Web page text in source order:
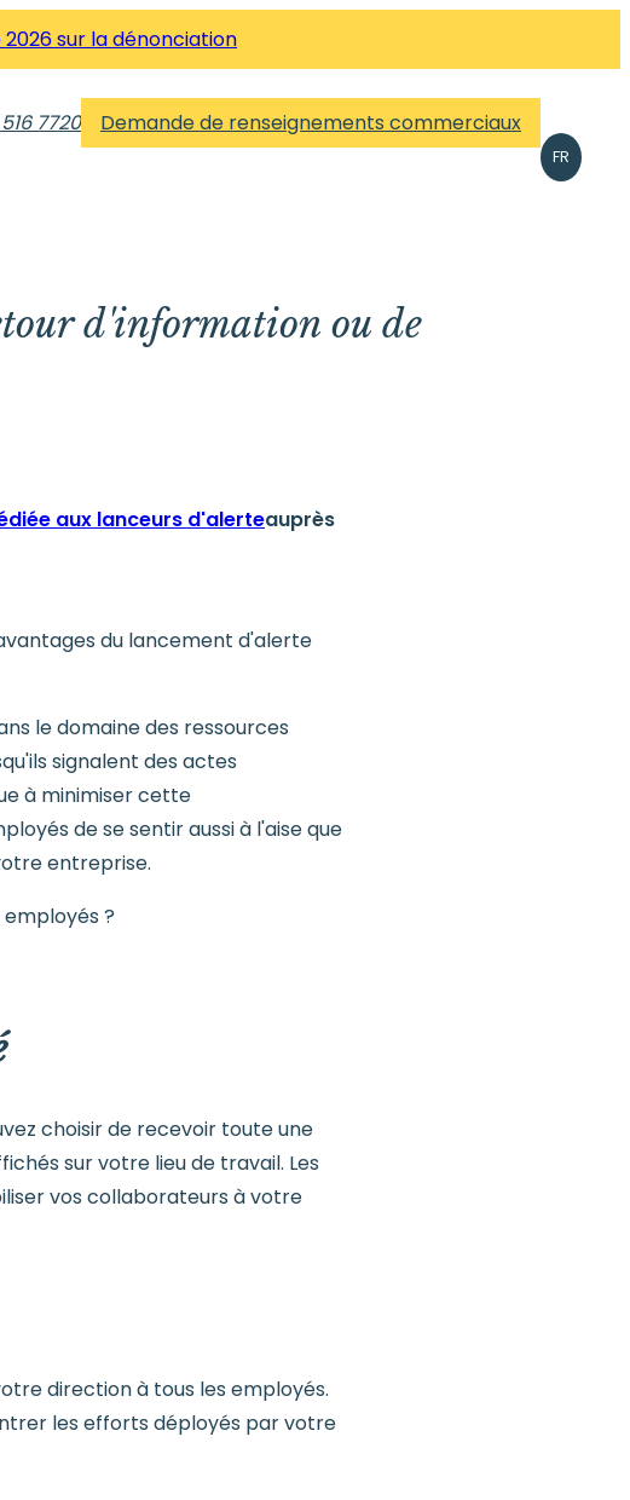
sur la dénonciation
7720 Demande de renseignements commerciaux
FR
d'information ou de
aux lanceurs d'alerteauprès
du lancement d'alerte
le domaine des ressources
signalent des actes
à minimiser cette
de se sentir aussi à l'aise que
entreprise.
?
choisir de recevoir toute une
sur votre lieu de travail. Les
vos collaborateurs à votre
direction à tous les employés.
les efforts déployés par votre